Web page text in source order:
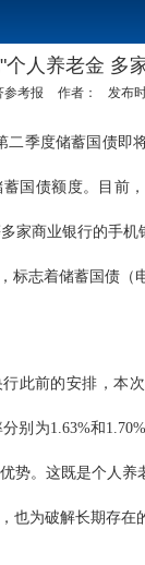
人养老金 多
参考报 作者： 发布
二季度储蓄国债即
国债额度。目前
家商业银行的手机
标志着储蓄国债（
此前的安排，本
别为1.63%和
势。这既是个人养
也为破解长期存在